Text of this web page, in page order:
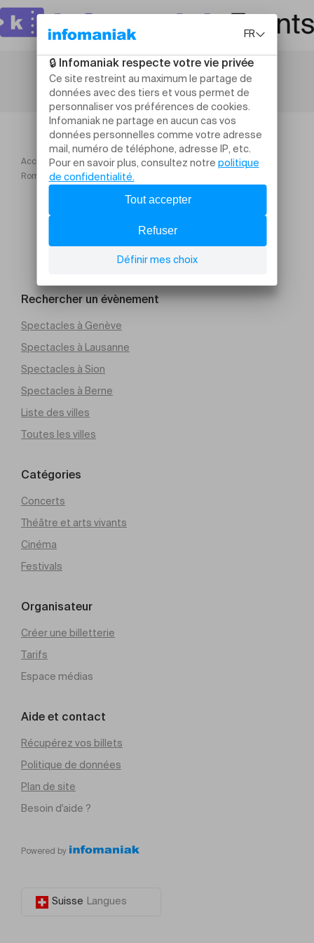
Accueil
Théâtre et arts vivants
Romancero Queer Virginie Despentes
Rechercher un évènement
Spectacles à Genève
Spectacles à Lausanne
Spectacles à Sion
Spectacles à Berne
Liste des villes
Toutes les villes
Catégories
Concerts
Théâtre et arts vivants
Cinéma
Festivals
Organisateur
Créer une billetterie
Tarifs
Espace médias
Aide et contact
Récupérez vos billets
Politique de données
Plan de site
Besoin d'aide ?
Powered by
Suisse Langues